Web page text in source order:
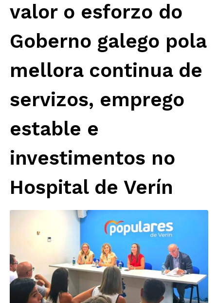
valor o esforzo do
Goberno galego pola
mellora continua de
servizos, emprego
estable e
investimentos no
Hospital de Verín